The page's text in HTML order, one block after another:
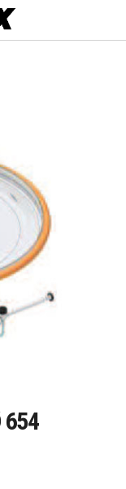
654